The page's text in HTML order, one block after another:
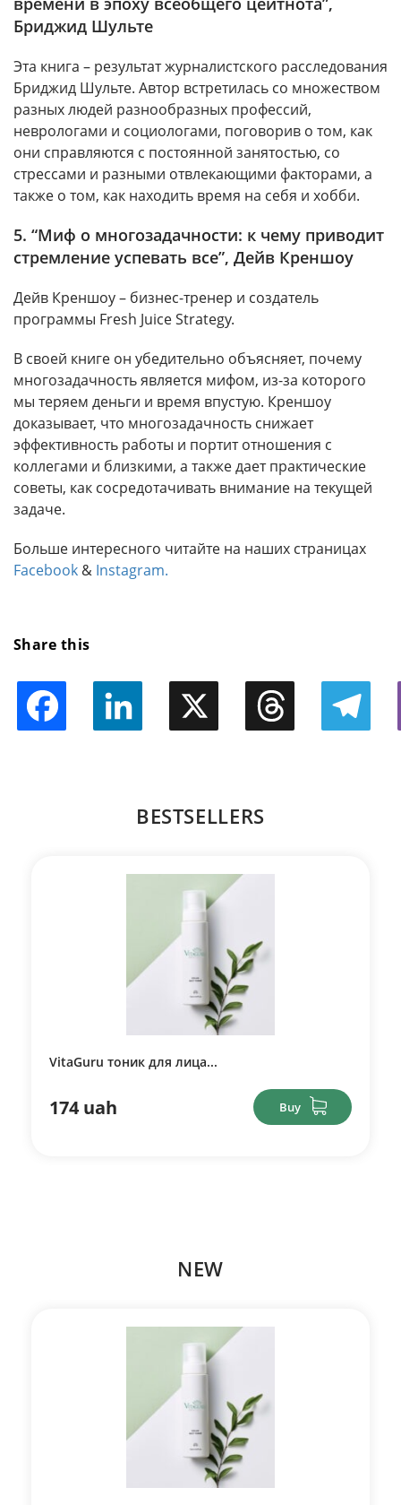
Бриджид Шульте
Эта книга – результат журналистского расследования
Бриджид Шульте. Автор встретилась со множеством
разных людей разнообразных профессий,
неврологами и социологами, поговорив о том, как
они справляются с постоянной занятостью, со
стрессами и разными отвлекающими факторами, а
также о том, как находить время на себя и хобби.
5. “Миф о многозадачности: к чему приводит
стремление успевать все”, Дейв Креншоу
Дейв Креншоу – бизнес-тренер и создатель
программы Fresh Juice Strategy.
В своей книге он убедительно объясняет, почему
многозадачность является мифом, из-за которого
мы теряем деньги и время впустую. Креншоу
доказывает, что многозадачность снижает
эффективность работы и портит отношения с
коллегами и близкими, а также дает практические
советы, как сосредотачивать внимание на текущей
задаче.
Больше интересного читайте на наших страницах
Facebook & Instagram.
Share this
BESTSELLERS
VitaGuru тоник для лица...
174 uah Buy
NEW